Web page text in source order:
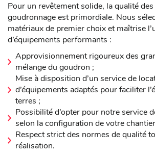
Pour un revêtement solide, la qualité
goudronnage est primordiale. Nous
matériaux de premier choix et maîtrise
d’équipements performants :
Approvisionnement rigoureux des
mélange du goudron ;
Mise à disposition d’un service de
d’équipements adaptés pour faciliter
terres ;
Possibilité d’opter pour notre service
selon la configuration de votre
Respect strict des normes de qualité
réalisation.